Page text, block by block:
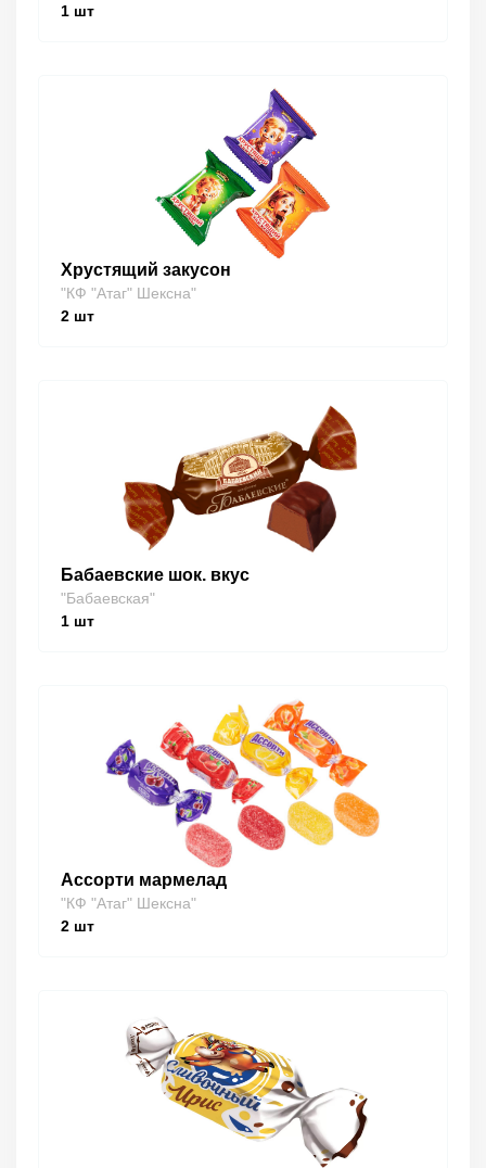
1 шт
Хрустящий закусон
"КФ "Атаг" Шексна"
2 шт
Бабаевские шок. вкус
"Бабаевская"
1 шт
Ассорти мармелад
"КФ "Атаг" Шексна"
2 шт